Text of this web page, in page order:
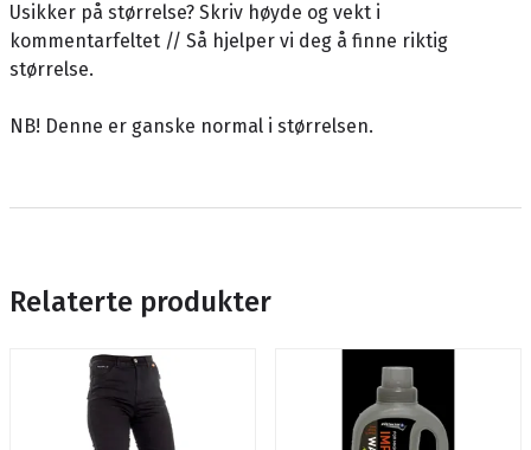
Usikker på størrelse? Skriv høyde og vekt i
kommentarfeltet // Så hjelper vi deg å finne riktig
størrelse.
NB! Denne er ganske normal i størrelsen.
Relaterte produkter